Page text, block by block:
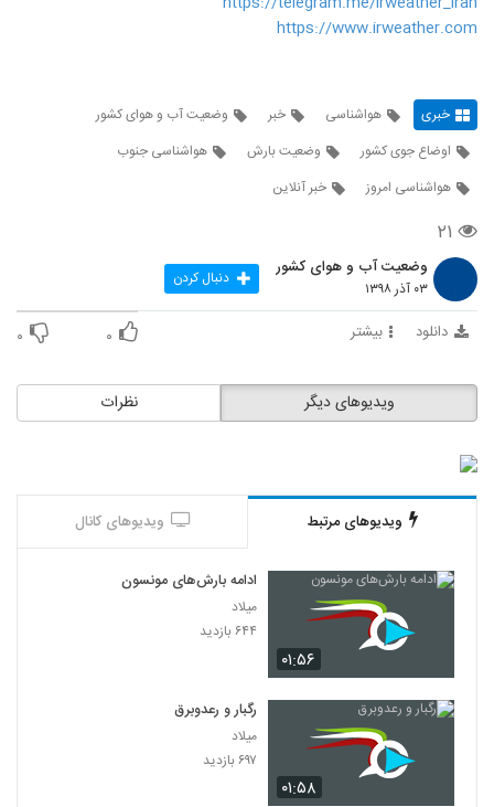
https://www.irweather.com
خبری هواشناسی خبر
وضعیت آب و هوای کشور
اوضاع جوی کشور
وضعیت بارش
هواشناسی جنوب
هواشناسی امروز
خبر آنلاین
۲۱
وضعیت آب و هوای کشور
۰۳ آذر ۱۳۹۸ دنبال کردن
دانلود بیشتر ۰ ۰
نظرات ویدیوهای دیگر
ویدیوهای مرتبط ویدیوهای کانال
۰۱:۵۶
ادامه بارش‌های مونسون
میلاد
۶۴۴ بازدید
۰۱:۵۸
رگبار و رعدوبرق
میلاد
۶۹۷ بازدید